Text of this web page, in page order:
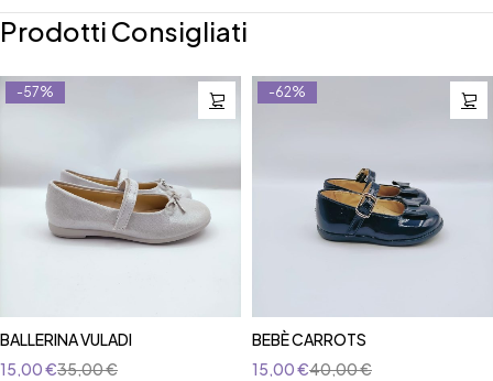
Prodotti Consigliati
-57%
BALLERINA VULADI
35,00€
15,00€
-62%
BEBÈ CARROTS
40,00€
15,00€